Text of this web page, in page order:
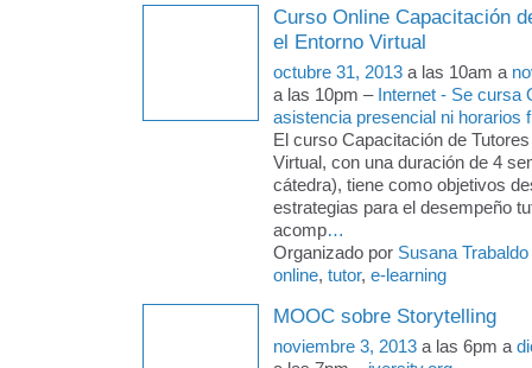
Curso Online Capacitación
el Entorno Virtual
octubre 31, 2013 a las 10am a
a las 10pm – Internet - Se cursa
asistencia presencial ni horarios
El curso Capacitación de
Virtual, con una duración de 4
cátedra), tiene como objetivos
estrategias para el desempeño
acomp…
Organizado por Susana Trabaldo
online, tutor, e-learning
MOOC sobre Storytelling
noviembre 3, 2013 a las 6pm a